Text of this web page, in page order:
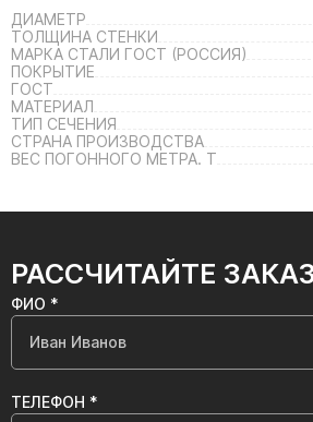
ДИАМЕТР
ТОЛЩИНА СТЕНКИ
МАРКА СТАЛИ ГОСТ (РОССИЯ)
ПОКРЫТИЕ
ГОСТ
МАТЕРИАЛ
ТИП СЕЧЕНИЯ
СТРАНА ПРОИЗВОДСТВА
ВЕС ПОГОННОГО МЕТРА. Т
РАССЧИТАЙТЕ
ФИО *
ТЕЛЕФОН *